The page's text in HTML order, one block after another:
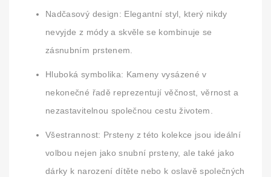
Nadčasový design: Elegantní styl, který nikdy
nevyjde z módy a skvěle se kombinuje se
zásnubním prstenem.
Hluboká symbolika: Kameny vysázené v
nekonečné řadě reprezentují věčnost, věrnost a
nezastavitelnou společnou cestu životem.
Všestrannost: Prsteny z této kolekce jsou ideální
volbou nejen jako snubní prsteny, ale také jako
dárky k narození dítěte nebo k oslavě společných